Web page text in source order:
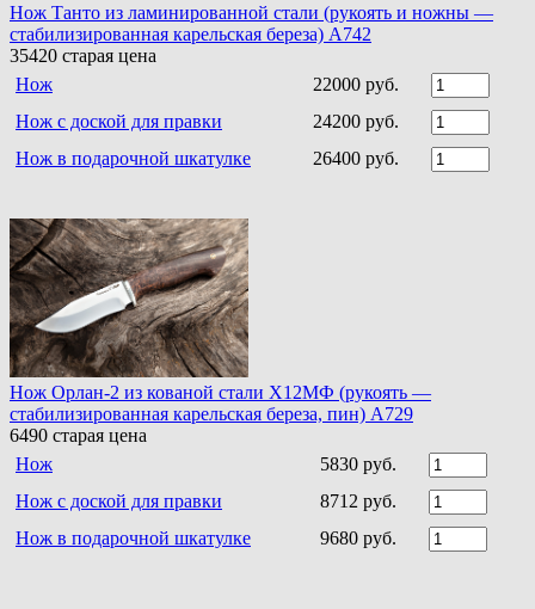
Нож Танто из ламинированной стали (рукоять и ножны —
стабилизированная карельская береза) A742
35420 старая цена
Нож
22000 руб.
Нож с доской для правки
24200 руб.
Нож в подарочной шкатулке
26400 руб.
Нож Орлан-2 из кованой стали Х12МФ (рукоять —
стабилизированная карельская береза, пин) A729
6490 старая цена
Нож
5830 руб.
Нож с доской для правки
8712 руб.
Нож в подарочной шкатулке
9680 руб.